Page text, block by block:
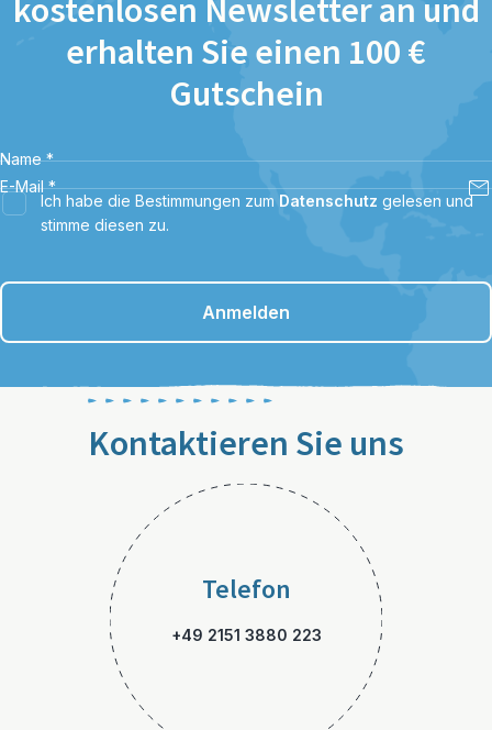
kostenlosen Newsletter an und
erhalten Sie einen 100 €
Gutschein
Name *
E-Mail *
Ich habe die Bestimmungen zum Datenschutz gelesen und
stimme diesen zu.
Anmelden
Kontaktieren Sie uns
Telefon
+49 2151 3880 223